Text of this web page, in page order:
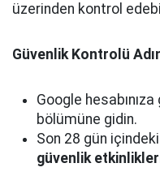
üzerinden kontrol
Güvenlik Kontrolü
Google hesabınıza
bölümüne gidin.
Son 28 gün
güvenlik